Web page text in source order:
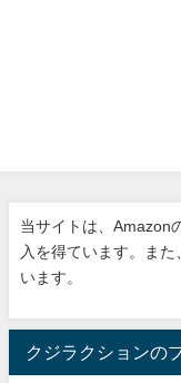
当サイトは、Amazon
入を得ています。ま
います。
クジラクションの